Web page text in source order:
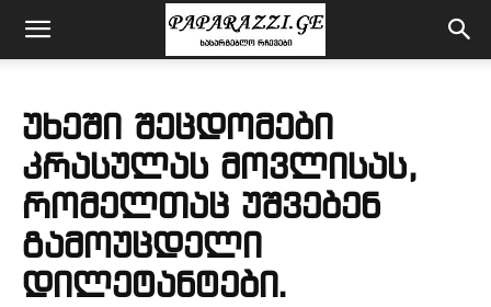
უხეში შეცდომები
კრასულას მოვლისას,
რომელთაც უშვებენ
გამოუცდელი
დილეტანტები.